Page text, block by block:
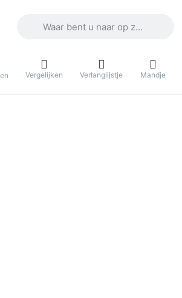
Vergelijken Verlanglijstje Mandje